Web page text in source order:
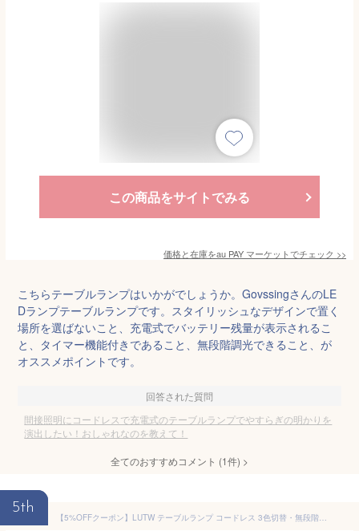
この商品をサイトでみる
価格と在庫をau PAY マーケットでチェック >>
こちらテーブルランプはいかがでしょうか。GovssingさんのLE
Dランプテーブルランプです。スタイリッシュなデザインで置く
場所を選ばないこと、充電式でバッテリー残量が表示されるこ
と、タイマー機能付きであること、無段階調光できること、が
オススメポイントです。
回答された質問
間接照明にコードレスで充電式のテーブルランプでやすらぎの明かりを
演出したい！おしゃれなのを教えて！
全てのおすすめコメント (1件) >
5th
【5%OFFクーポン】LUTW テーブルランプ コードレス 3色切替・無段階調光 メモリー機能 Type-C充電式 タッチ制御 3600mAh LED デスクライト おしゃれ インテリア ナイトライト キャンプ/バー/プレゼント 卓上ランプ 間接照明 ブラック ゴールド